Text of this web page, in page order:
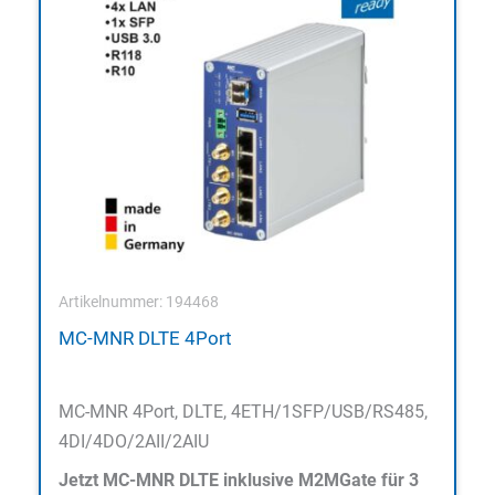
Artikelnummer: 194468
MC-MNR DLTE 4Port
MC-MNR 4Port, DLTE, 4ETH/1SFP/USB/RS485,
4DI/4DO/2AII/2AIU
Jetzt MC-MNR DLTE inklusive M2MGate für 3